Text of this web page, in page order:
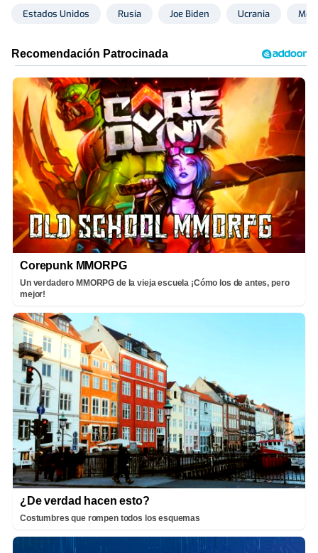
Estados Unidos Rusia Joe Biden Ucrania
Corepunk MMORPG
Un verdadero MMORPG de la vieja escuela ¡Cómo los de antes, pero
mejor!
¿De verdad hacen esto?
Costumbres que rompen todos los esquemas